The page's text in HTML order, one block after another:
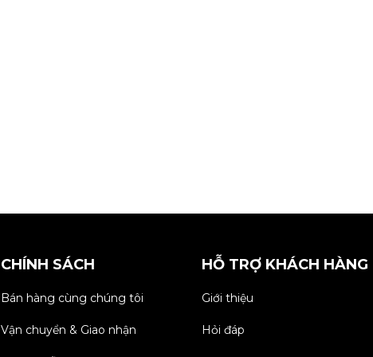
CHÍNH SÁCH
Bán hàng cùng chúng tôi
Vận chuyển & Giao nhận
HỖ TRỢ KHÁCH HÀNG
Giới thiệu
Hỏi đáp